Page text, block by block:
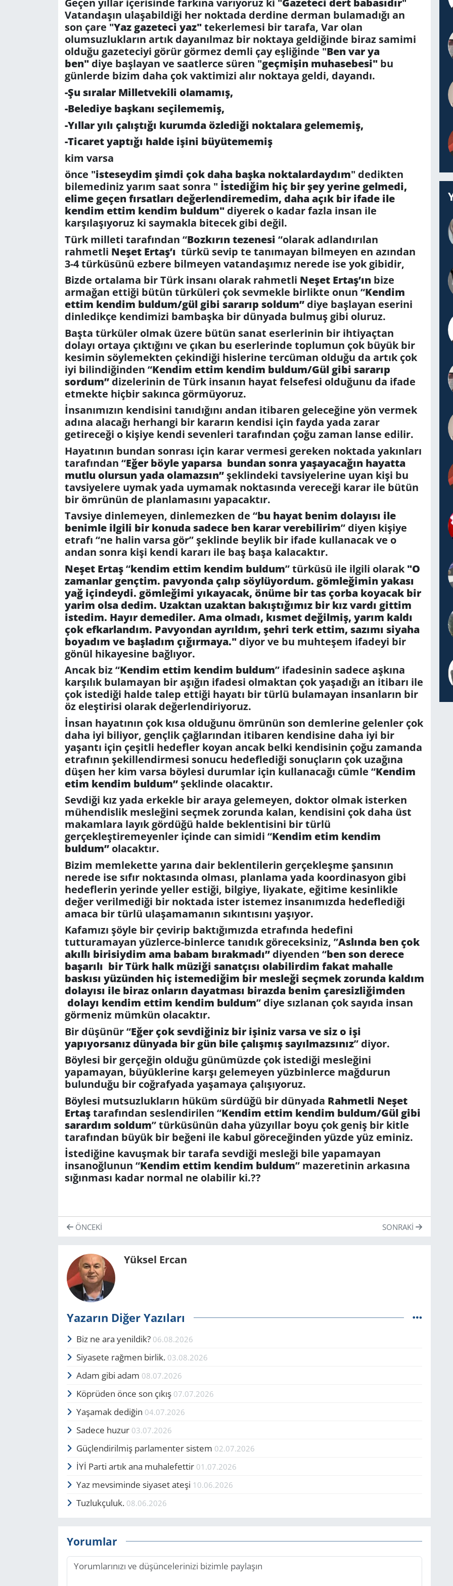
Geçen yıllar içerisinde farkına varıyoruz ki "Gazeteci dert babasıdır"
Vatandaşın ulaşabildiği her noktada derdine derman bulamadığı an
son çare "Yaz gazeteci yaz"tekerlemesi bir tarafa, Var olan
olumsuzlukların artık dayanılmaz bir noktaya geldiğinde biraz samimi
olduğu gazeteciyi görür görmez demli çay eşliğinde "Ben var ya
ben"diye başlayan ve saatlerce süren "geçmişin muhasebesi"bu
günlerde bizim daha çok vaktimizi alır noktaya geldi, dayandı.
-Şu sıralar Milletvekili olamamış,
-Belediye başkanı seçilememiş,
-Yıllar yılı çalıştığı kurumda özlediği noktalara gelememiş,
-Ticaret yaptığı halde işini büyütememiş
kim varsa
önce "isteseydim şimdi çok daha başka noktalardaydım" dedikten
bilemediniz yarım saat sonra " İstediğim hiç bir şey yerine gelmedi,
elime geçen fırsatları değerlendiremedim, daha açık bir ifade ile
kendim ettim kendim buldum"diyerek o kadar fazla insan ile
karşılaşıyoruz ki saymakla bitecek gibi değil.
Türk milleti tarafından “Bozkırın tezenesi “olarak adlandırılan
rahmetli Neşet Ertaş’ı türkü sevip te tanımayan bilmeyen en azından
3-4 türküsünü ezbere bilmeyen vatandaşımız nerede ise yok gibidir,
Bizde ortalama bir Türk insanı olarak rahmetli Neşet Ertaş’ın bize
armağan ettiği bütün türküleri çok sevmekle birlikte onun “Kendim
ettim kendim buldum/gül gibi sararıp soldum” diye başlayan eserini
dinledikçe kendimizi bambaşka bir dünyada bulmuş gibi oluruz.
Başta türküler olmak üzere bütün sanat eserlerinin bir ihtiyaçtan
dolayı ortaya çıktığını ve çıkan bu eserlerinde toplumun çok büyük bir
kesimin söylemekten çekindiği hislerine tercüman olduğu da artık çok
iyi bilindiğinden “Kendim ettim kendim buldum/Gül gibi sararıp
sordum”dizelerinin de Türk insanın hayat felsefesi olduğunu da ifade
etmekte hiçbir sakınca görmüyoruz.
İnsanımızın kendisini tanıdığını andan itibaren geleceğine yön vermek
adına alacağı herhangi bir kararın kendisi için fayda yada zarar
getireceği o kişiye kendi sevenleri tarafından çoğu zaman lanse edilir.
Hayatının bundan sonrası için karar vermesi gereken noktada yakınları
tarafından “Eğer böyle yaparsa bundan sonra yaşayacağın hayatta
mutlu olursun yada olamazsın”şeklindeki tavsiyelerine uyan kişi bu
tavsiyelere uymak yada uymamak noktasında vereceği karar ile bütün
bir ömrünün de planlamasını yapacaktır.
Tavsiye dinlemeyen, dinlemezken de “bu hayat benim dolayısı ile
benimle ilgili bir konuda sadece ben karar verebilirim” diyen kişiye
etrafı “ne halin varsa gör” şeklinde beylik bir ifade kullanacak ve o
andan sonra kişi kendi kararı ile baş başa kalacaktır.
Neşet Ertaş“kendim ettim kendim buldum” türküsü ile ilgili olarak"O
zamanlar gençtim. pavyonda çalıp söylüyordum. gömleğimin yakası
yağ içindeydi. gömleğimi yıkayacak, önüme bir tas çorba koyacak bir
yarim olsa dedim. Uzaktan uzaktan bakıştığımız bir kız vardı gittim
istedim. Hayır demediler. Ama olmadı, kısmet değilmiş, yarım kaldı
çok efkarlandım. Pavyondan ayrıldım, şehri terk ettim, sazımı siyaha
boyadım ve başladım çığırmaya." diyor ve bu muhteşem ifadeyi bir
gönül hikayesine bağlıyor.
Ancak biz “Kendim ettim kendim buldum” ifadesinin sadece aşkına
karşılık bulamayan bir aşığın ifadesi olmaktan çok yaşadığı an itibarı ile
çok istediği halde talep ettiği hayatı bir türlü bulamayan insanların bir
öz eleştirisi olarak değerlendiriyoruz.
İnsan hayatının çok kısa olduğunu ömrünün son demlerine gelenler çok
daha iyi biliyor, gençlik çağlarından itibaren kendisine daha iyi bir
yaşantı için çeşitli hedefler koyan ancak belki kendisinin çoğu zamanda
etrafının şekillendirmesi sonucu hedeflediği sonuçların çok uzağına
düşen her kim varsa böylesi durumlar için kullanacağı cümle “Kendim
etim kendim buldum” şeklinde olacaktır.
Sevdiği kız yada erkekle bir araya gelemeyen, doktor olmak isterken
mühendislik mesleğini seçmek zorunda kalan, kendisini çok daha üst
makamlara layık gördüğü halde beklentisini bir türlü
gerçekleştiremeyenler içinde can simidi “Kendim etim kendim
buldum”olacaktır.
Bizim memlekette yarına dair beklentilerin gerçekleşme şansının
nerede ise sıfır noktasında olması, planlama yada koordinasyon gibi
hedeflerin yerinde yeller estiği, bilgiye, liyakate, eğitime kesinlikle
değer verilmediği bir noktada ister istemez insanımızda hedeflediği
amaca bir türlü ulaşamamanın sıkıntısını yaşıyor.
Kafamızı şöyle bir çevirip baktığımızda etrafında hedefini
tutturamayan yüzlerce-binlerce tanıdık göreceksiniz, ”Aslında ben çok
akıllı birisiydim ama babam bırakmadı” diyenden “ben son derece
başarılı bir Türk halk müziği sanatçısı olabilirdim fakat mahalle
baskısı yüzünden hiç istemediğim bir mesleği seçmek zorunda kaldım
dolayısı ile biraz onların dayatması birazda benim çaresizliğimden
dolayı kendim ettim kendim buldum” diye sızlanan çok sayıda insan
görmeniz mümkün olacaktır.
Bir düşünür “Eğer çok sevdiğiniz bir işiniz varsa ve siz o işi
yapıyorsanız dünyada bir gün bile çalışmış sayılmazsınız”diyor.
Böylesi bir gerçeğin olduğu günümüzde çok istediği mesleğini
yapamayan, büyüklerine karşı gelemeyen yüzbinlerce mağdurun
bulunduğu bir coğrafyada yaşamaya çalışıyoruz.
Böylesi mutsuzlukların hüküm sürdüğü bir dünyada Rahmetli Neşet
Ertaştarafından seslendirilen “Kendim ettim kendim buldum/Gül gibi
sarardım soldum” türküsünün daha yüzyıllar boyu çok geniş bir kitle
tarafından büyük bir beğeni ile kabul göreceğinden yüzde yüz eminiz.
İstediğine kavuşmak bir tarafa sevdiği mesleği bile yapamayan
insanoğlunun “Kendim ettim kendim buldum” mazeretinin arkasına
sığınması kadar normal ne olabilir ki.??
ÖNCEKI SONRAKI
Yüksel Ercan
Yazarın Diğer Yazıları
Biz ne ara yenildik? 06.08.2026
Siyasete rağmen birlik. 03.08.2026
Adam gibi adam 08.07.2026
Köprüden önce son çıkış 07.07.2026
Yaşamak dediğin 04.07.2026
Sadece huzur 03.07.2026
Güçlendirilmiş parlamenter sistem 02.07.2026
İYİ Parti artık ana muhalefettir 01.07.2026
Yaz mevsiminde siyaset ateşi 10.06.2026
Tuzlukçuluk. 08.06.2026
Yorumlar
GÜNDEM
HABERDE İNSAN
KÜLTÜR SANAT
MAGAZİN
POLİTİKA
RESMİ İLANLAR